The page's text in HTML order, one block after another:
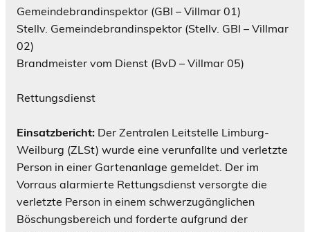
Gemeindebrandinspektor (GBI – Villmar 01)
Stellv. Gemeindebrandinspektor (Stellv. GBI – Villmar
02)
Brandmeister vom Dienst (BvD – Villmar 05)
Rettungsdienst
Einsatzbericht: Der Zentralen Leitstelle Limburg-
Weilburg (ZLSt) wurde eine verunfallte und verletzte
Person in einer Gartenanlage gemeldet. Der im
Vorraus alarmierte Rettungsdienst versorgte die
verletzte Person in einem schwerzugänglichen
Böschungsbereich und forderte aufgrund der